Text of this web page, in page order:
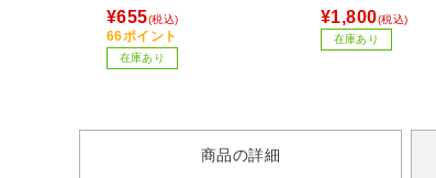
¥655(税込)
66ポイント
在庫あり
¥1,800(税込)
在庫あり
商品の詳細